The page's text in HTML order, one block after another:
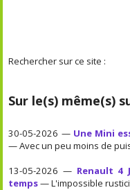
Rechercher sur ce site :
Sur le(s) même(s)
30-05-2026 — Une Mini
— Avec un peu moins de
13-05-2026 — Renault 4
temps— L'impossible